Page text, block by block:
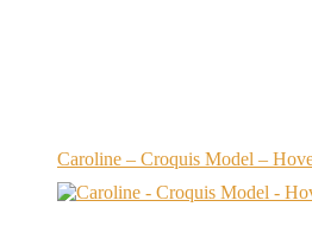
Caroline – Croquis Model –